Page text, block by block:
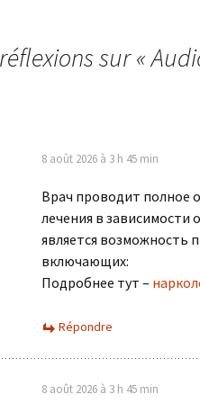
sur «
8 août 2026 à 3 h 45 min
Врач проводит полное
лечения в зависимости
является возможность
включающих:
Подробнее тут –
Répondre
8 août 2026 à 3 h 45 min